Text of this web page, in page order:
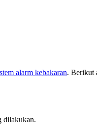
alarm kebakaran. Berikut
dilakukan.